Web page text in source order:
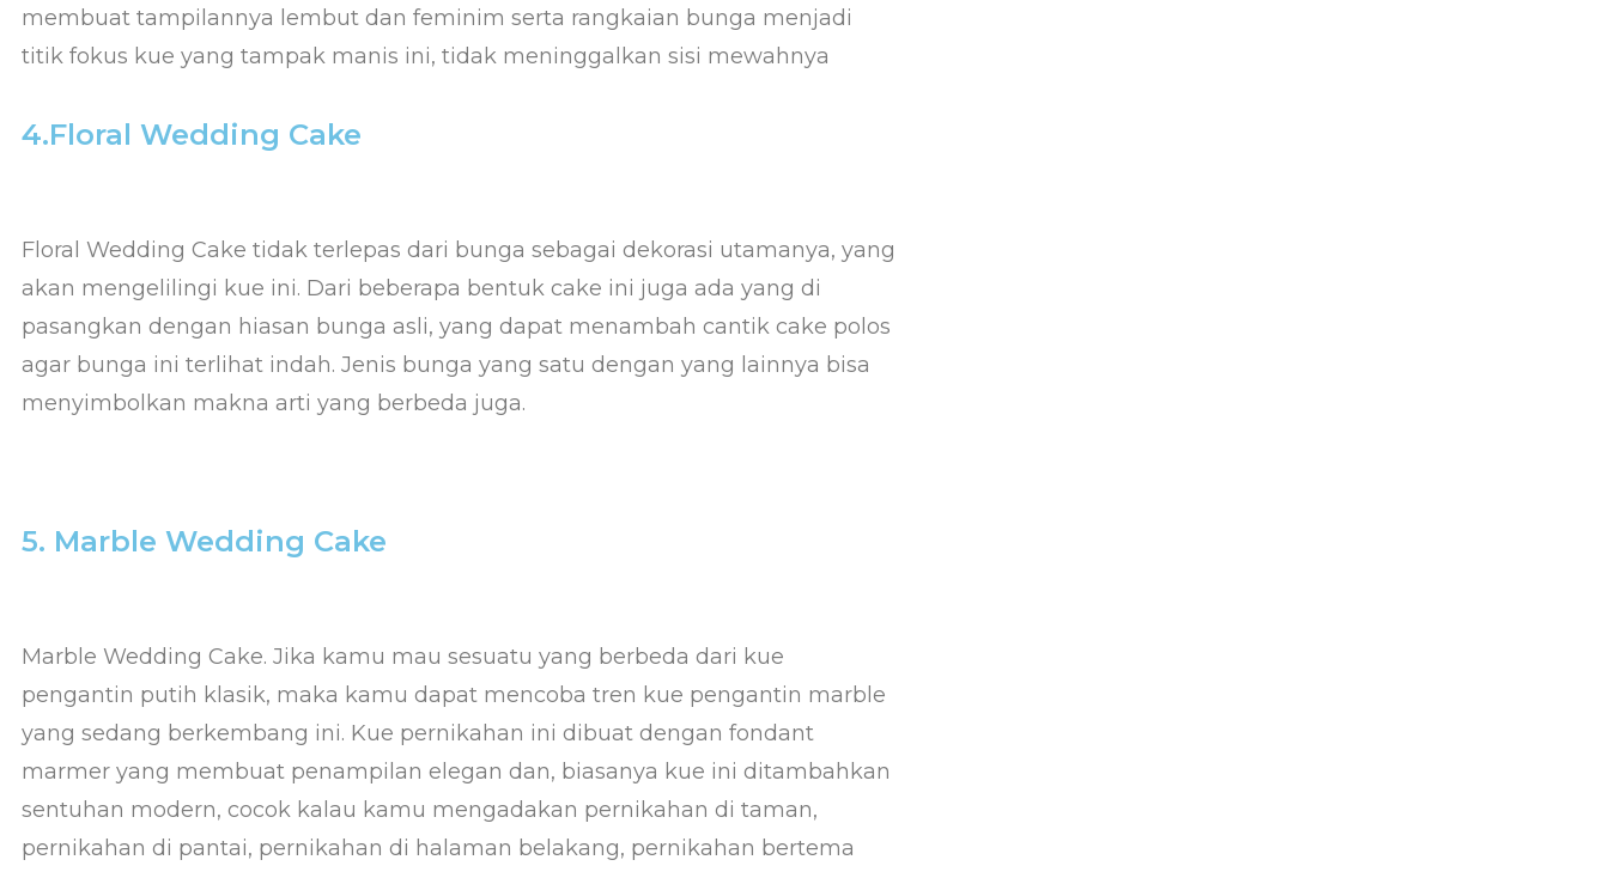
membuat tampilannya lembut dan feminim serta rangkaian bunga menjadi
titik fokus kue yang tampak manis ini, tidak meninggalkan sisi mewahnya
4.Floral Wedding Cake
Floral Wedding Cake tidak terlepas dari bunga sebagai dekorasi utamanya, yang
akan mengelilingi kue ini. Dari beberapa bentuk cake ini juga ada yang di
pasangkan dengan hiasan bunga asli, yang dapat menambah cantik cake polos
agar bunga ini terlihat indah. Jenis bunga yang satu dengan yang lainnya bisa
menyimbolkan makna arti yang berbeda juga.
5. Marble Wedding Cake
Marble Wedding Cake. Jika kamu mau sesuatu yang berbeda dari kue
pengantin putih klasik, maka kamu dapat mencoba tren kue pengantin marble
yang sedang berkembang ini. Kue pernikahan ini dibuat dengan fondant
marmer yang membuat penampilan elegan dan, biasanya kue ini ditambahkan
sentuhan modern, cocok kalau kamu mengadakan pernikahan di taman,
pernikahan di pantai, pernikahan di halaman belakang, pernikahan bertema